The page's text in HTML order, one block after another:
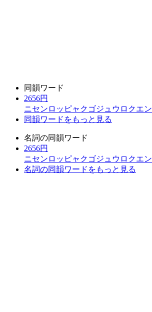
同韻ワード
2656円
ニセンロッピャクゴジュウロクエン
同韻ワードをもっと見る
名詞の同韻ワード
2656円
ニセンロッピャクゴジュウロクエン
名詞の同韻ワードをもっと見る